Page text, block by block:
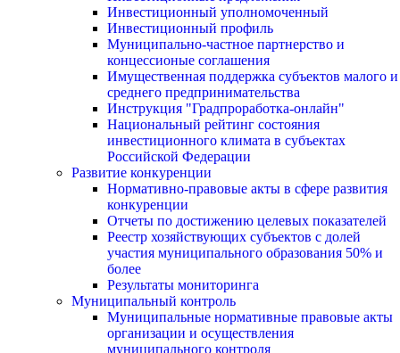
Инвестиционный уполномоченный
Инвестиционный профиль
Муниципально-частное партнерство и
концессионые соглашения
Имущественная поддержка субъектов малого и
среднего предпринимательства
Инструкция "Градпроработка-онлайн"
Национальный рейтинг состояния
инвестиционного климата в субъектах
Российской Федерации
Развитие конкуренции
Нормативно-правовые акты в сфере развития
конкуренции
Отчеты по достижению целевых показателей
Реестр хозяйствующих субъектов с долей
участия муниципального образования 50% и
более
Результаты мониторинга
Муниципальный контроль
Муниципальные нормативные правовые акты
организации и осуществления
муниципального контроля